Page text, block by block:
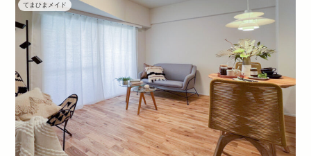
てまひまメイド